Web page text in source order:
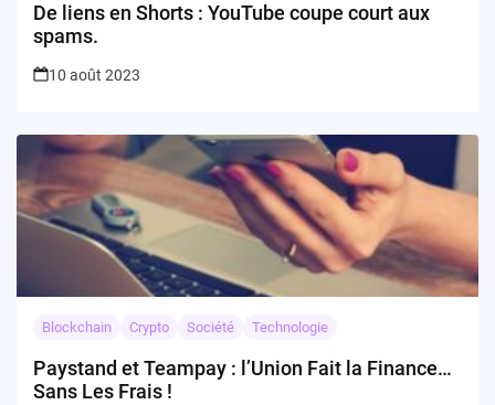
De liens en Shorts : YouTube coupe court aux
spams.
10 août 2023
Blockchain Crypto Société Technologie
Paystand et Teampay : l’Union Fait la Finance…
Sans Les Frais !